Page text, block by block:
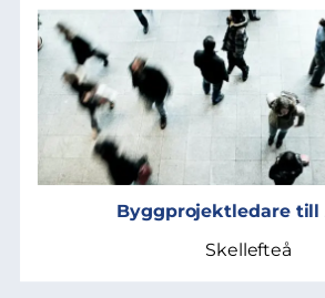
Byggprojektledare till
Skellefteå